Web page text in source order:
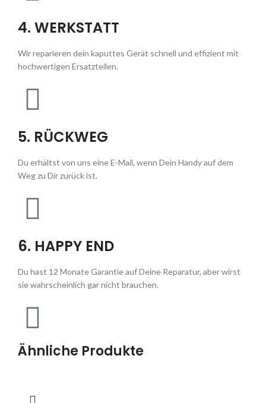
4. WERKSTATT
Wir reparieren dein kaputtes Gerät schnell und effizient mit
hochwertigen Ersatzteilen.
5. RÜCKWEG
Du erhältst von uns eine E-Mail, wenn Dein Handy auf dem
Weg zu Dir zurück ist.
6. HAPPY END
Du hast 12 Monate Garantie auf Deine Reparatur, aber wirst
sie wahrscheinlich gar nicht brauchen.
Ähnliche Produkte